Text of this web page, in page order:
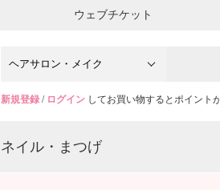
ウェブチケット
新規登録/ ログインしてお買い物するとポイント
ネイル・まつげ